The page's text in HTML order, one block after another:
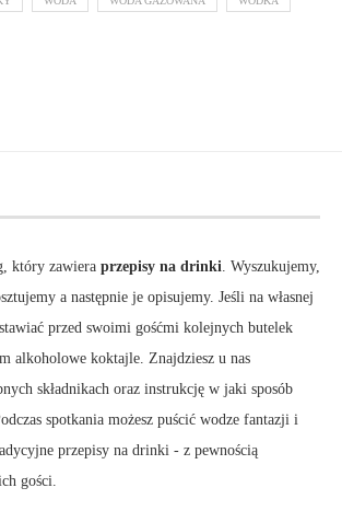
który zawiera przepisy na drinki. Wyszukujemy,
a następnie je opisujemy. Jeśli na własnej
przed swoimi gośćmi kolejnych butelek
alkoholowe koktajle. Znajdziesz u nas
składnikach oraz instrukcję w jaki sposób
spotkania możesz puścić wodze fantazji i
przepisy na drinki - z pewnością
gości.